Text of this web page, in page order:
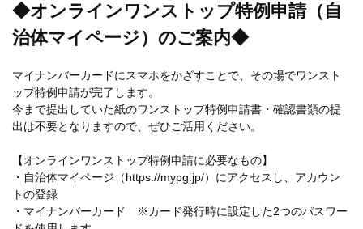
◆オンラインワンストップ特例申請（自
治体マイページ）のご案内◆
マイナンバーカードにスマホをかざすことで、その場でワンスト
ップ特例申請が完了します。
今まで提出していた紙のワンストップ特例申請書・確認書類の提
出は不要となりますので、ぜひご活用ください。
【オンラインワンストップ特例申請に必要なもの】
・自治体マイページ（https://mypg.jp/）にアクセスし、アカウン
トの登録
・マイナンバーカード ※カード発行時に設定した2つのパスワー